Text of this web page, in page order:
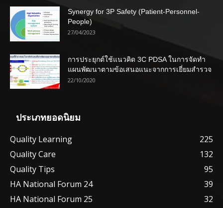
Synergy for 3P Safety (Patient-Personnel-
People)
27/04/2023
การประยุกต์ใช้แนวคิด 3C PDSA ในการจัดทำ
แผนพัฒนาตามข้อเสนอแนะจากการเยี่ยมสำรวจ
22/10/2020
ประเภทยอดนิยม
Quality Learning
225
Quality Care
132
Quality Tips
95
HA National Forum 24
39
HA National Forum 25
32